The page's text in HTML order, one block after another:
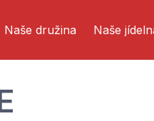
Naše družina Naše